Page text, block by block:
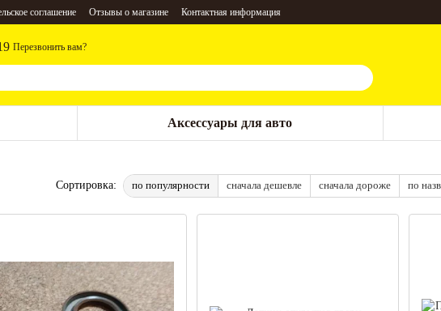
соглашение Отзывы о магазине Контактная информация
Перезвонить вам?
Аксессуары для авто
Сортировка: по популярности сначала дешевле сначала дороже по